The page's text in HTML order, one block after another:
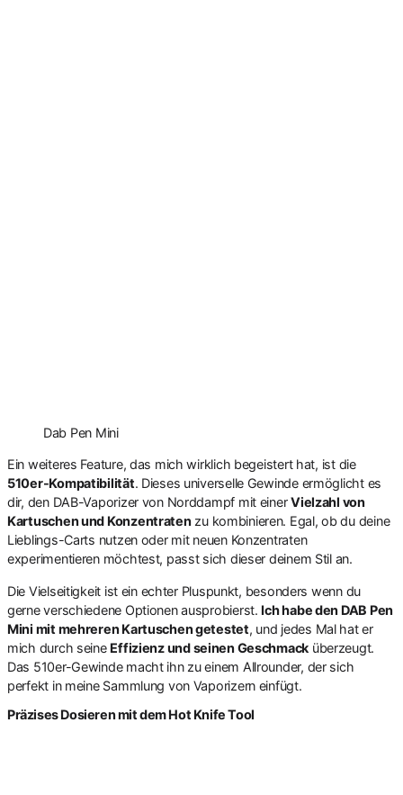
Dab Pen Mini
Ein weiteres Feature, das mich wirklich begeistert hat, ist die
510er-Kompatibilität. Dieses universelle Gewinde ermöglicht es
dir, den DAB-Vaporizer von Norddampf mit einerVielzahl von
Kartuschen und Konzentratenzu kombinieren. Egal, ob du deine
Lieblings-Carts nutzen oder mit neuen Konzentraten
experimentieren möchtest, passt sich dieser deinem Stil an.
Die Vielseitigkeit ist ein echter Pluspunkt, besonders wenn du
gerne verschiedene Optionen ausprobierst. Ich habe den DAB Pen
Mini mit mehreren Kartuschen getestet, und jedes Mal hat er
mich durch seine Effizienz und seinen Geschmack überzeugt.
Das 510er-Gewinde macht ihn zu einem Allrounder, der sich
perfekt in meine Sammlung von Vaporizern einfügt.
Präzises Dosieren mit dem Hot Knife Tool